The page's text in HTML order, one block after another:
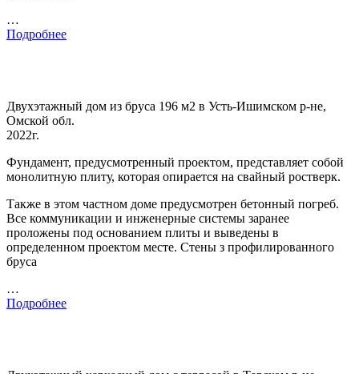
…
Подробнее
Двухэтажный дом из бруса 196 м2 в Усть-Ишимском р-не,
Омской обл.
2022г.
Фундамент, предусмотренный проектом, представляет собой
монолитную плиту, которая опирается на свайный ростверк.
Также в этом частном доме предусмотрен бетонный погреб.
Все коммуникации и инженерные системы заранее
проложены под основанием плиты и выведены в
определенном проектом месте. Стены з профилированного
бруса
…
Подробнее